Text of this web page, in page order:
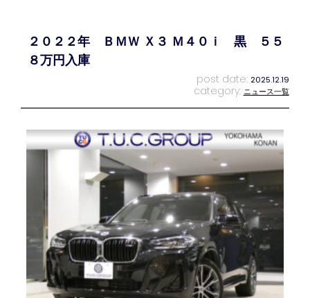
プライバシーポリシー
２０２２年 ＢＭＷ Ｘ３ Ｍ４０ｉ 黒 ５５
８万円入庫
post date: 2025.12.19
category: ニュース一覧